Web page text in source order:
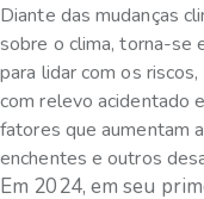
Diante das mudanças
sobre o clima, torna-se
para lidar com os
com relevo acidentado
fatores que aumentam
enchentes e outros
Em 2024, em seu